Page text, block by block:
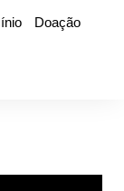
Doação